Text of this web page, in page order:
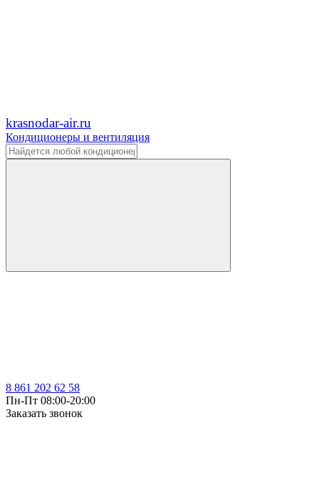
krasnodar-air.ru
Кондиционеры и вентиляция
8 861 202 62 58
Пн-Пт 08:00-20:00
Заказать звонок